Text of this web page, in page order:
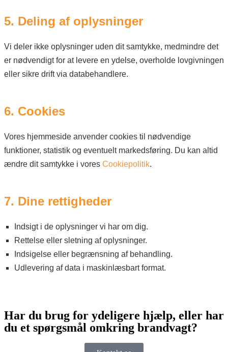
5. Deling af oplysninger
Vi deler ikke oplysninger uden dit samtykke, medmindre det
er nødvendigt for at levere en ydelse, overholde lovgivningen
eller sikre drift via databehandlere.
6. Cookies
Vores hjemmeside anvender cookies til nødvendige
funktioner, statistik og eventuelt markedsføring. Du kan altid
ændre dit samtykke i vores Cookiepolitik.
7. Dine rettigheder
Indsigt i de oplysninger vi har om dig.
Rettelse eller sletning af oplysninger.
Indsigelse eller begrænsning af behandling.
Udlevering af data i maskinlæsbart format.
Har du brug for ydeligere hjælp, eller har
du et spørgsmål omkring brandvagt?